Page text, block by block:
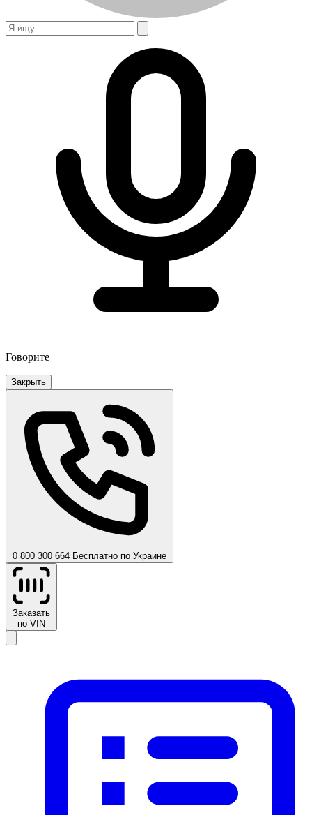
Говорите
Закрыть
0 800 300 664 Бесплатно по Украине
Заказать
по VIN